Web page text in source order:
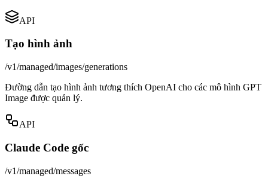
API
Tạo hình ảnh
/v1/managed/images/generations
Đường dẫn tạo hình ảnh tương thích OpenAI cho các mô hình GPT
Image được quản lý.
API
Claude Code gốc
/v1/managed/messages